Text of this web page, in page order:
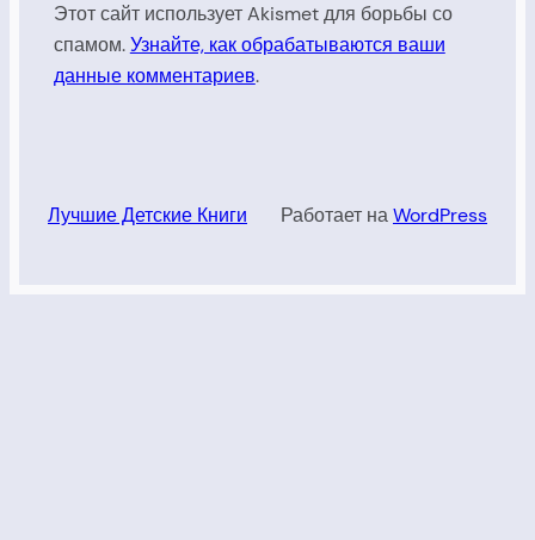
Этот сайт использует Akismet для борьбы со
спамом.Узнайте, как обрабатываются ваши
данные комментариев.
Лучшие Детские Книги Работает наWordPress